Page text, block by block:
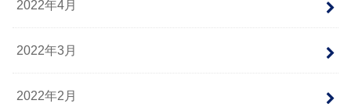
2022年4月
2022年3月
2022年2月